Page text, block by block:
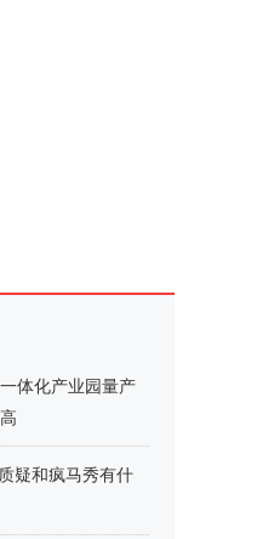
体化产业园量产
疑和疯马秀有什